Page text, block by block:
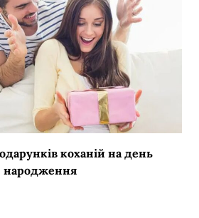
коханій на день
народження